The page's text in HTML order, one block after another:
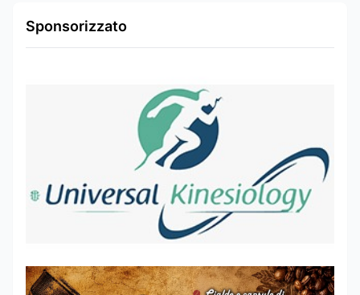
Sponsorizzato